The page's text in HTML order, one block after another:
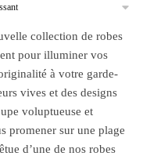
collection de robes
pour illuminer vos
à votre garde-
vives et des designs
voluptueuse et
promener sur une plage
d’une de nos robes